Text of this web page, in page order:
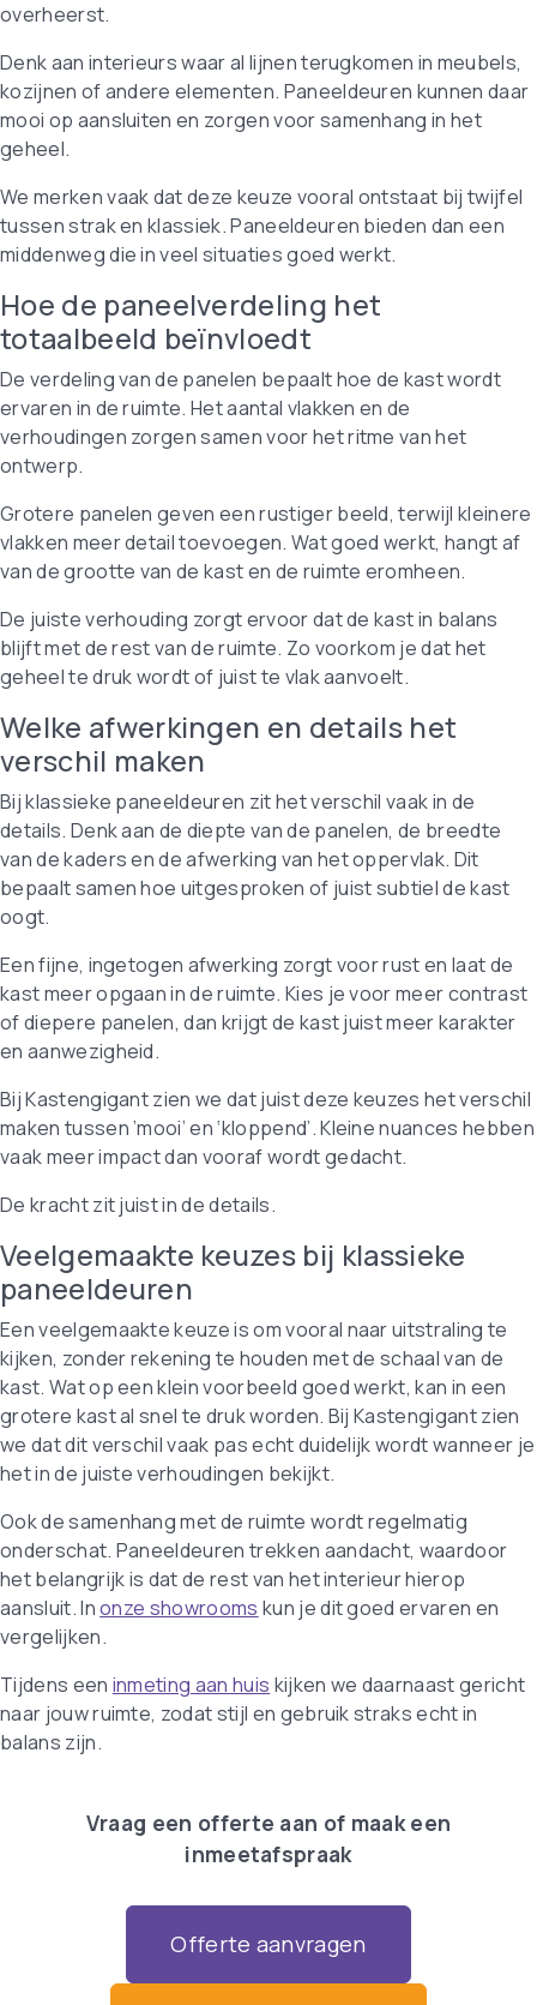
overheerst.
Denk aan interieurs waar al lijnen terugkomen in meubels,
kozijnen of andere elementen. Paneeldeuren kunnen daar
mooi op aansluiten en zorgen voor samenhang in het
geheel.
We merken vaak dat deze keuze vooral ontstaat bij twijfel
tussen strak en klassiek. Paneeldeuren bieden dan een
middenweg die in veel situaties goed werkt.
Hoe de paneelverdeling het
totaalbeeld beïnvloedt
De verdeling van de panelen bepaalt hoe de kast wordt
ervaren in de ruimte. Het aantal vlakken en de
verhoudingen zorgen samen voor het ritme van het
ontwerp.
Grotere panelen geven een rustiger beeld, terwijl kleinere
vlakken meer detail toevoegen. Wat goed werkt, hangt af
van de grootte van de kast en de ruimte eromheen.
De juiste verhouding zorgt ervoor dat de kast in balans
blijft met de rest van de ruimte. Zo voorkom je dat het
geheel te druk wordt of juist te vlak aanvoelt.
Welke afwerkingen en details het
verschil maken
Bij klassieke paneeldeuren zit het verschil vaak in de
details. Denk aan de diepte van de panelen, de breedte
van de kaders en de afwerking van het oppervlak. Dit
bepaalt samen hoe uitgesproken of juist subtiel de kast
oogt.
Een fijne, ingetogen afwerking zorgt voor rust en laat de
kast meer opgaan in de ruimte. Kies je voor meer contrast
of diepere panelen, dan krijgt de kast juist meer karakter
en aanwezigheid.
Bij Kastengigant zien we dat juist deze keuzes het verschil
maken tussen ’mooi’ en ‘kloppend’. Kleine nuances hebben
vaak meer impact dan vooraf wordt gedacht.
De kracht zit juist in de details.
Veelgemaakte keuzes bij klassieke
paneeldeuren
Een veelgemaakte keuze is om vooral naar uitstraling te
kijken, zonder rekening te houden met de schaal van de
kast. Wat op een klein voorbeeld goed werkt, kan in een
grotere kast al snel te druk worden. Bij Kastengigant zien
we dat dit verschil vaak pas echt duidelijk wordt wanneer je
het in de juiste verhoudingen bekijkt.
Ook de samenhang met de ruimte wordt regelmatig
onderschat. Paneeldeuren trekken aandacht, waardoor
het belangrijk is dat de rest van het interieur hierop
aansluit. Inonze showrooms kun je dit goed ervaren en
vergelijken.
Tijdens een inmeting aan huis kijken we daarnaast gericht
naar jouw ruimte, zodat stijl en gebruik straks echt in
balans zijn.
Vraag een offerte aan of maak een
inmeetafspraak
Offerte aanvragen